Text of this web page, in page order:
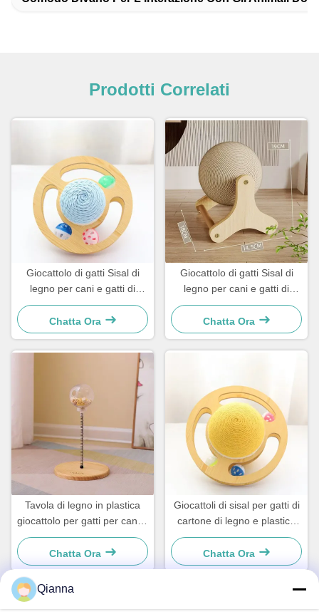
Prodotti Correlati
Giocattolo di gatti Sisal di
legno per cani e gatti di
piccola taglia
Chatta Ora
Giocattolo di gatti Sisal di
legno per cani e gatti di
piccola taglia
Chatta Ora
Tavola di legno in plastica
giocattolo per gatti per cani e
gatti di piccola taglia
Semplice e pratica
Chatta Ora
Giocattoli di sisal per gatti di
cartone di legno e plastica
Per cani e gatti piccoli
semplici e pratici
Chatta Ora
Qianna